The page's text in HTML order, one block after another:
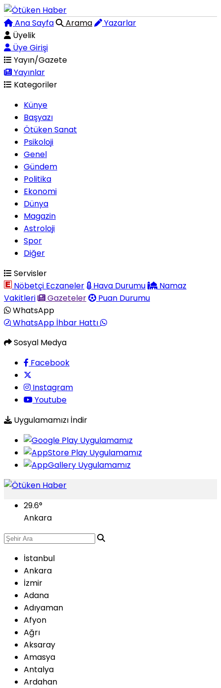
Ana Sayfa Arama
Yazarlar
Üyelik
Üye Girişi
Yayın/Gazete
Yayınlar
Kategoriler
Künye
Başyazı
Ötüken Sanat
Psikoloji
Genel
Gündem
Politika
Ekonomi
Dünya
Magazin
Astroloji
Spor
Diğer
Servisler
Nöbetçi Eczaneler
Hava Durumu
Namaz
Vakitleri
Gazeteler
Puan Durumu
WhatsApp
WhatsApp İhbar Hattı
Sosyal Medya
Facebook
Instagram
Youtube
Uygulamamızı İndir
29.6°
Ankara
İstanbul
Ankara
İzmir
Adana
Adıyaman
Afyon
Ağrı
Aksaray
Amasya
Antalya
Ardahan